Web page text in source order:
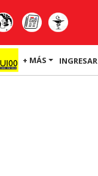
+ MÁS INGRESAR